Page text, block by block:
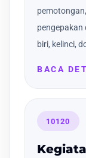
pengepakan
biri, kelinci,
BACA
10120